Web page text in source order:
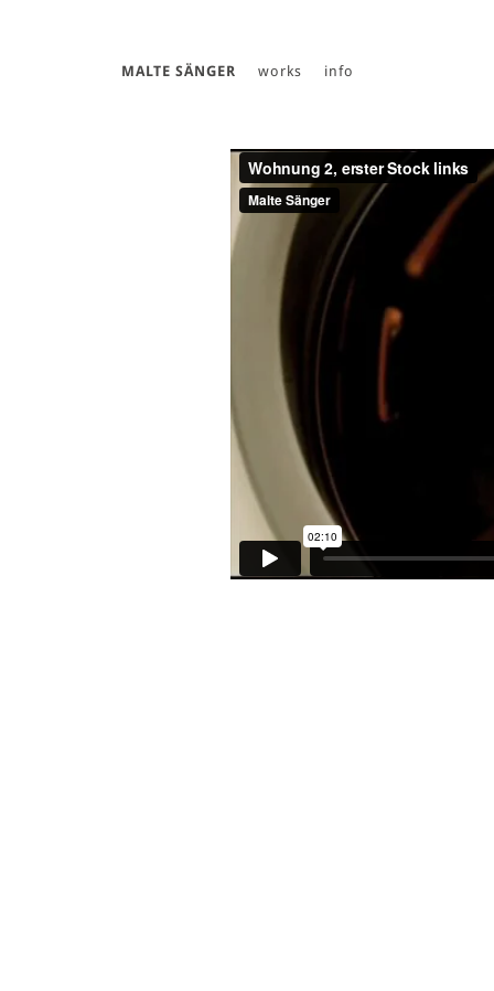
MALTE SÄNGER works info